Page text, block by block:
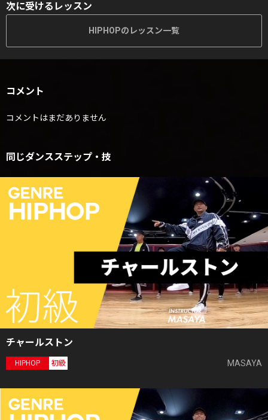
次に受けるレッスン
HIPHOPのレッスン一覧
コメント
コメントはまだありません
同じダンスステップ・技
チャールストン
HIPHOP 初級 MASAYA